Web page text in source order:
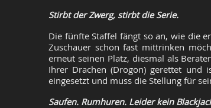
Stirbt der Zwerg, stirbt die Serie.
Die fünfte Staffel fängt so an, wie die
Zuschauer schon fast mittrinken
erneut seinen Platz, diesmal als
Ihrer Drachen (Drogon) gerettet und
eingesetzt und muss die Stellung für
Saufen. Rumhuren. Leider kein